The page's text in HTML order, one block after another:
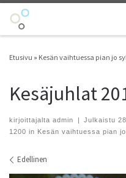
Skip to content
Etusivu » Kesän vaihtuessa pian jo
Kesäjuhlat
kirjoittajalta admin | Julkaistu
1200 in Kesän vaihtuessa pian
Kuvien navigointi
Edellinen